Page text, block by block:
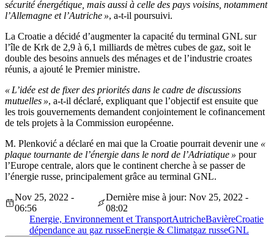
sécurité énergétique, mais aussi à celle des pays voisins, notamment
l’Allemagne et l’Autriche », a-t-il poursuivi.
La Croatie a décidé d’augmenter la capacité du terminal GNL sur
l’île de Krk de 2,9 à 6,1 milliards de mètres cubes de gaz, soit le
double des besoins annuels des ménages et de l’industrie croates
réunis, a ajouté le Premier ministre.
« L’idée est de fixer des priorités dans le cadre de discussions
mutuelles », a-t-il déclaré, expliquant que l’objectif est ensuite que
les trois gouvernements demandent conjointement le cofinancement
de tels projets à la Commission européenne.
M. Plenković a déclaré en mai que la Croatie pourrait devenir une «
plaque tournante de l’énergie dans le nord de l’Adriatique » pour
l’Europe centrale, alors que le continent cherche à se passer de
l’énergie russe, principalement grâce au terminal GNL.
Nov 25, 2022 -
06:56
Dernière mise à jour: Nov 25, 2022 -
08:02
Energie, Environnement et TransportAutricheBavièreCroatie
dépendance au gaz russeEnergie & Climatgaz russeGNL